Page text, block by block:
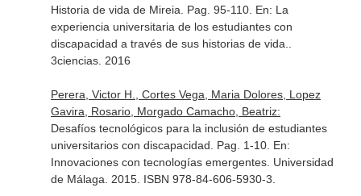
Historia de vida de Mireia. Pag. 95-110. En: La
experiencia universitaria de los estudiantes con
discapacidad a través de sus historias de vida.
3ciencias. 2016
Perera, Victor H., Cortes Vega, Maria Dolores, Lopez
Gavira, Rosario, Morgado Camacho, Beatriz:
Desafíos tecnológicos para la inclusión de estudiantes
universitarios con discapacidad. Pag. 1-10. En:
Innovaciones con tecnologías emergentes. Universidad
de Málaga. 2015. ISBN 978-84-606-5930-3.